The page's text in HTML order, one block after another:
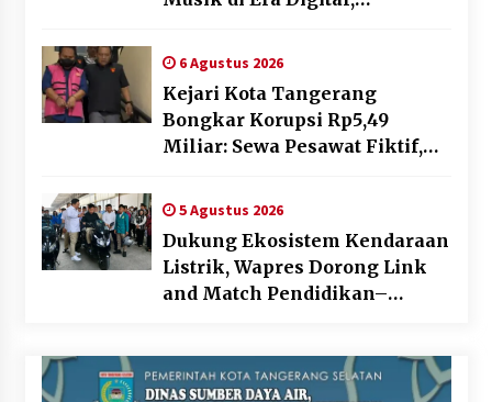
Gratis dan Penguatan Royalti
6 Agustus 2026
Kejari Kota Tangerang
Bongkar Korupsi Rp5,49
Miliar: Sewa Pesawat Fiktif,
Ditahan
5 Agustus 2026
Dukung Ekosistem Kendaraan
Listrik, Wapres Dorong Link
and Match Pendidikan–